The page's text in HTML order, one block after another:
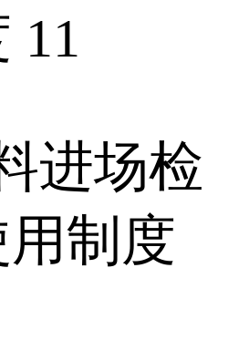
11
进场检
制度